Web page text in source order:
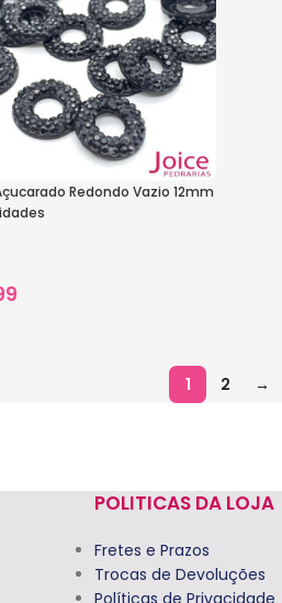
Redondo Vazio 12mm
1 2 →
POLITICAS DA LOJA
Fretes e Prazos
Trocas de Devoluções
Políticas de Privacidade